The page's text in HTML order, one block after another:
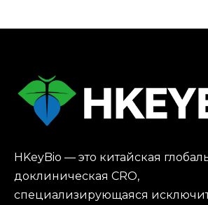
HKeyBio — это китайская
доклиническая CRO,
специализирующаяся